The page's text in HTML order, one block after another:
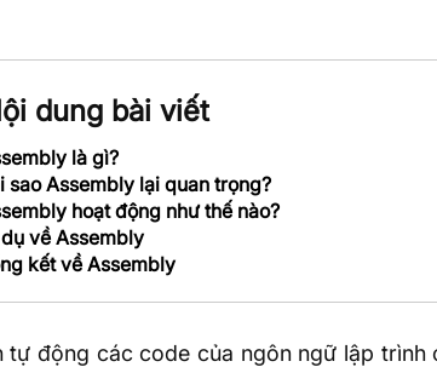
dung bài viết
là gì?
sao Assembly lại quan trọng?
hoạt động như thế nào?
về Assembly
kết về Assembly
tự động các code của ngôn ngữ lập trình